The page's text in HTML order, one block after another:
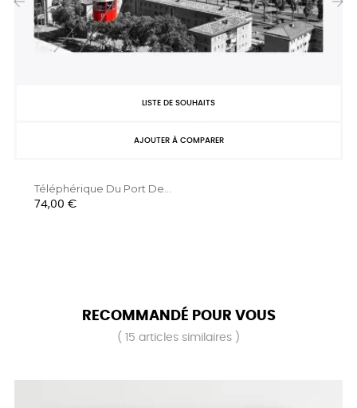
LISTE DE SOUHAITS
AJOUTER À COMPARER
Téléphérique Du Port De...
Prix
74,00 €
RECOMMANDÉ POUR VOUS
( 15 articles similaires )